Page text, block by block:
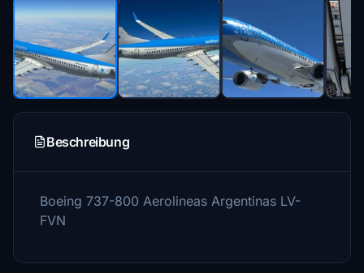
Beschreibung
Boeing 737-800 Aerolineas Argentinas LV-
FVN